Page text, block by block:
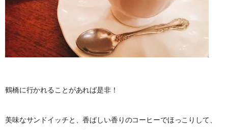
鶴橋に行かれることがあれば是非！
美味なサンドイッチと、香ばしい香りのコーヒーでほっこりして、